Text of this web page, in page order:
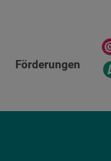
Förderungen